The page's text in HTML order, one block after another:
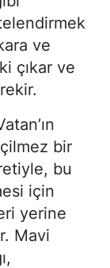
ve
çıkar ve
bir
bu
için
yerine
Mavi